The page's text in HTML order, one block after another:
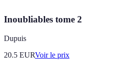
Inoubliables tome 2
Dupuis
20.5 EURVoir le prix